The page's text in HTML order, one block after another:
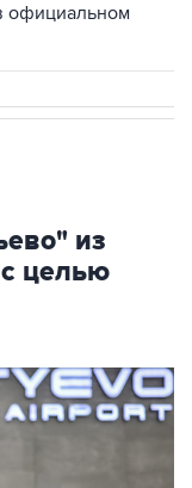
официальном
из
с целью